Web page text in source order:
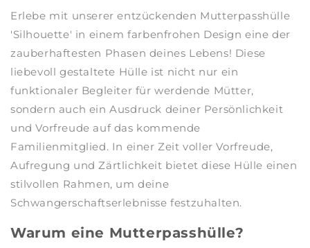
Erlebe mit unserer entzückenden Mutterpasshülle
'Silhouette' in einem farbenfrohen Design eine der
zauberhaftesten Phasen deines Lebens! Diese
liebevoll gestaltete Hülle ist nicht nur ein
funktionaler Begleiter für werdende Mütter,
sondern auch ein Ausdruck deiner Persönlichkeit
und Vorfreude auf das kommende
Familienmitglied. In einer Zeit voller Vorfreude,
Aufregung und Zärtlichkeit bietet diese Hülle einen
stilvollen Rahmen, um deine
Schwangerschaftserlebnisse festzuhalten.
Warum eine Mutterpasshülle?